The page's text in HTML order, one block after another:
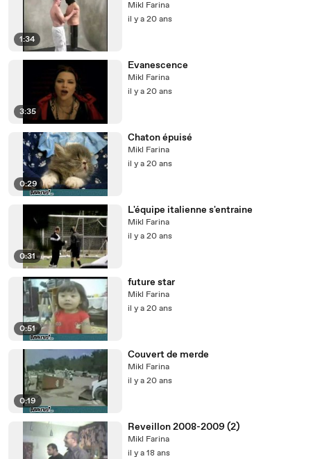
1:34
Mikl Farina
il y a 20 ans
3:35
Evanescence
Mikl Farina
il y a 20 ans
0:29
Chaton épuisé
Mikl Farina
il y a 20 ans
0:31
L'équipe italienne s'entraine
Mikl Farina
il y a 20 ans
0:51
future star
Mikl Farina
il y a 20 ans
0:19
Couvert de merde
Mikl Farina
il y a 20 ans
Reveillon 2008-2009 (2)
Mikl Farina
il y a 18 ans